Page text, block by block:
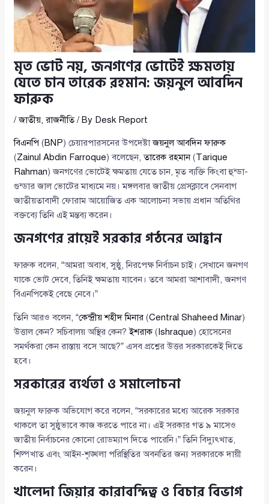
মৃত ভোট নয়, জনগণের ভোটেই ক্ষমতায়
যেতে চান তারেক রহমান: জয়নুল আবদিন
ফারুক
/জাতীয়,রাজনীতি/ By Desk Report
বিএনপি (BNP) চেয়ারপারসনের উপদেষ্টাজয়নুল আবদিন ফারুক
(Zainul Abdin Farroque) বলেছেন,তারেক রহমান(Tarique
Rahman) জনগণের ভোটেই ক্ষমতায় যেতে চান, মৃত ব্যক্তি কিংবা হুন্ডা-
গুন্ডার জাল ভোটের মাধ্যমে নয়। মঙ্গলবার জাতীয় প্রেসক্লাবে সেনবাগ
জাতীয়তাবাদী ফোরাম আয়োজিত এক আলোচনা সভায় প্রধান অতিথির
বক্তব্যে তিনি এই মন্তব্য করেন।
জনগণের রায়েই সরকার গঠনের আহ্বান
ফারুক বলেন, “আমরা অবাধ, সুষ্ঠু, নিরপেক্ষ নির্বাচন চাই। সেখানে জনগণ
যাকে ভোট দেবে, তিনিই ক্ষমতায় যাবেন। তবে আমরা আশাবাদী, জনগণ
বিএনপিকেই বেছে নেবে।”
তিনি আরও বলেন, “কেন্দ্রীয় শহীদ মিনার (Central Shaheed Minar)
উত্তাল কেন? সচিবালয় অস্থির কেন?ইশরাক( Ishraque) হোসেনের
সমর্থকরা কেন রাস্তায় বসে আছে?” এসব প্রশ্নের উত্তর সরকারকেই দিতে
হবে।
সরকারের ব্যর্থতা ও সমালোচনা
জয়নুল ফারুক অভিযোগ করে বলেন, “সরকারের মধ্যে আরেক সরকার
থাকলে তা সুষ্ঠুভাবে কাজ করতে পারে না। এই সরকার গত ৯ মাসেও
জাতীয় নির্বাচনের কোনো রোডম্যাপ দিতে পারেনি।” তিনি বিদ্যুৎখাত,
শিল্পখাত এবং আইন-শৃঙ্খলা পরিস্থিতির অবনতির জন্য সরকারকে দায়ী
করেন।
খালেদা জিয়ার কারাবন্দিত্ব ও বিচার বিভাগ